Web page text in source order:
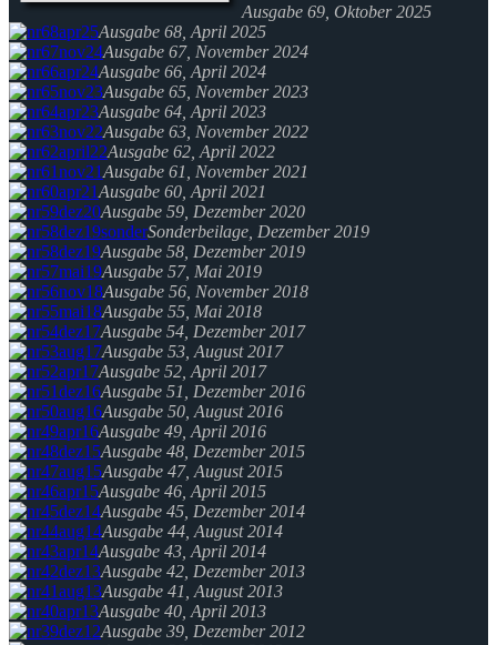
Ausgabe 69, Oktober 2025
Ausgabe 68, April 2025
Ausgabe 67, November 2024
Ausgabe 66, April 2024
Ausgabe 65, November 2023
Ausgabe 64, April 2023
Ausgabe 63, November 2022
Ausgabe 62, April 2022
Ausgabe 61, November 2021
Ausgabe 60, April 2021
Ausgabe 59, Dezember 2020
Sonderbeilage, Dezember 2019
Ausgabe 58, Dezember 2019
Ausgabe 57, Mai 2019
Ausgabe 56, November 2018
Ausgabe 55, Mai 2018
Ausgabe 54, Dezember 2017
Ausgabe 53, August 2017
Ausgabe 52, April 2017
Ausgabe 51, Dezember 2016
Ausgabe 50, August 2016
Ausgabe 49, April 2016
Ausgabe 48, Dezember 2015
Ausgabe 47, August 2015
Ausgabe 46, April 2015
Ausgabe 45, Dezember 2014
Ausgabe 44, August 2014
Ausgabe 43, April 2014
Ausgabe 42, Dezember 2013
Ausgabe 41, August 2013
Ausgabe 40, April 2013
Ausgabe 39, Dezember 2012